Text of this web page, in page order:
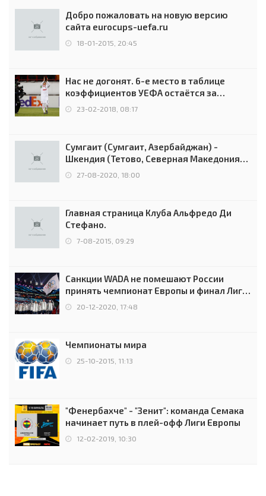
Добро пожаловать на новую версию
сайта eurocups-uefa.ru
18-01-2015, 20:45
Нас не догонят. 6-е место в таблице
коэффициентов УЕФА остаётся за
Россией
23-02-2018, 08:17
Сумгаит (Сумгаит, Азербайджан) -
Шкендия (Тетово, Северная Македония) -
0:2 (0:0)
27-08-2020, 18:00
Главная страница Клуба Альфредо Ди
Стефано.
7-08-2015, 09:29
Санкции WADA не помешают России
принять чемпионат Европы и финал Лиги
чемпионов.
20-12-2020, 17:48
Чемпионаты мира
25-10-2015, 11:13
"Фенербахче" - "Зенит": команда Семака
начинает путь в плей-офф Лиги Европы
12-02-2019, 10:30